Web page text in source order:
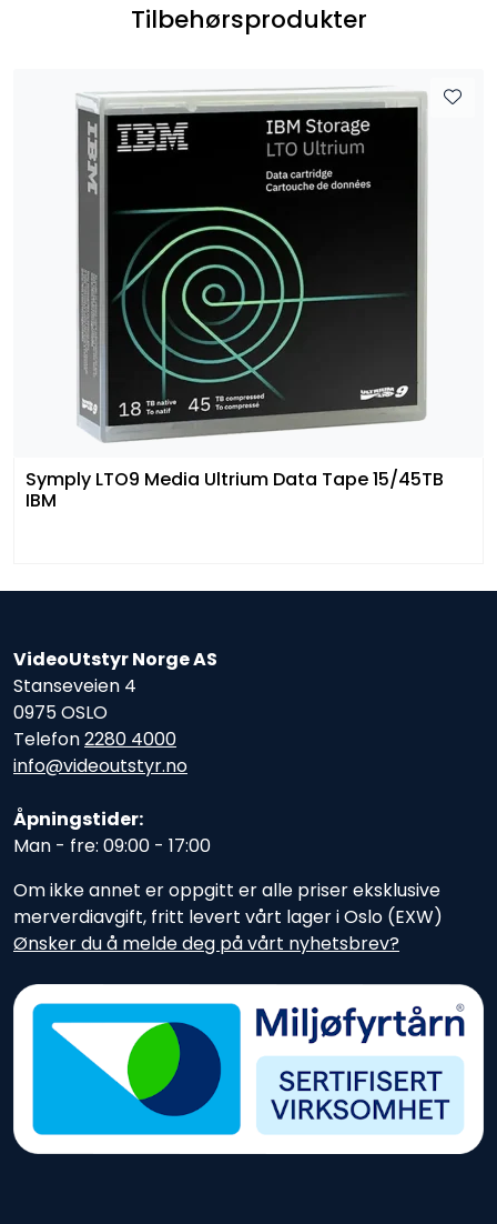
Tilbehørsprodukter
Symply LTO9 Media Ultrium Data Tape 15/45TB
IBM
VideoUtstyr Norge AS
Stanseveien 4
0975 OSLO
Telefon2280 4000
info@videoutstyr.no
Åpningstider:
Man - fre: 09:00 - 17:00
Om ikke annet er oppgitt er alle priser eksklusive
merverdiavgift, fritt levert vårt lager i Oslo (EXW)
Ønsker du å melde deg på vårt nyhetsbrev?